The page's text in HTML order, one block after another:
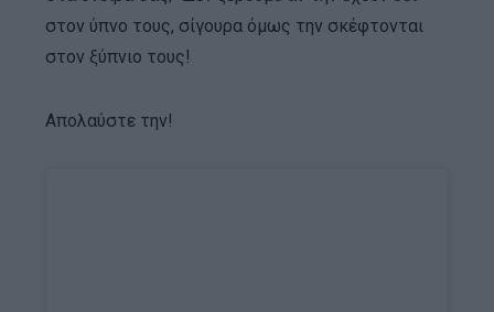
στον ύπνο τους, σίγουρα όμως την σκέφτονται
στον ξύπνιο τους!
Απολαύστε την!